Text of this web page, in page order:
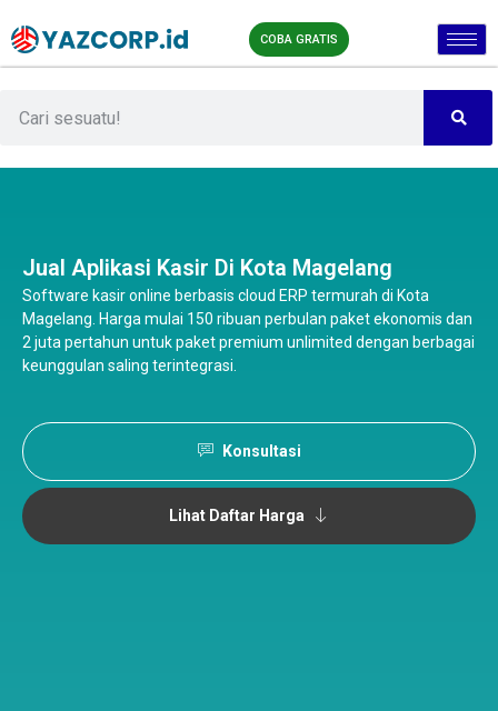
COBA GRATIS
Jual Aplikasi Kasir Di Kota Magelang
Software kasir online berbasis cloud ERP termurah di Kota
Magelang. Harga mulai 150 ribuan perbulan paket ekonomis dan
2 juta pertahun untuk paket premium unlimited dengan berbagai
keunggulan saling terintegrasi.
Konsultasi
Lihat Daftar Harga